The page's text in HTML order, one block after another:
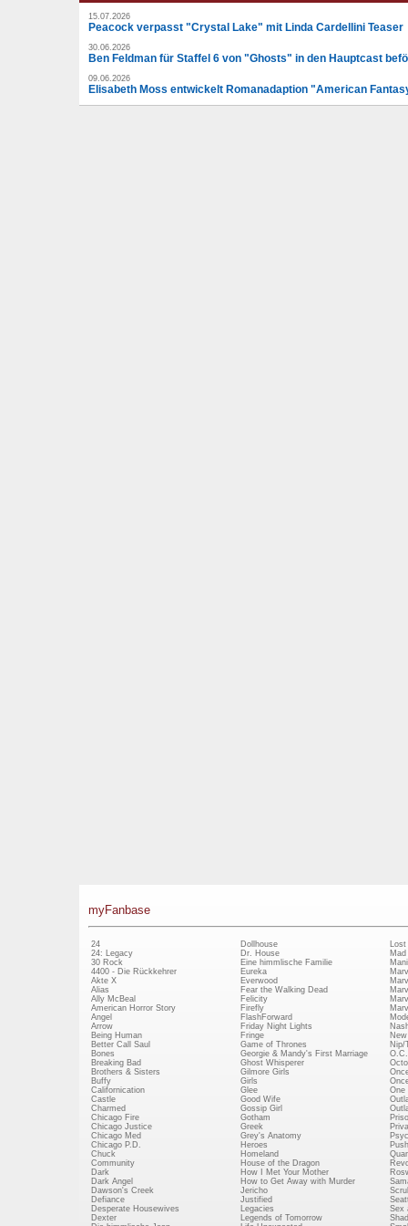
15.07.2026
Peacock verpasst "Crystal Lake" mit Linda Cardellini Teaser
30.06.2026
Ben Feldman für Staffel 6 von "Ghosts" in den Hauptcast
09.06.2026
Elisabeth Moss entwickelt Romanadaption "American
myFanbase
24
24: Legacy
30 Rock
4400 - Die Rückkehrer
Akte X
Alias
Ally McBeal
American Horror Story
Angel
Arrow
Being Human
Better Call Saul
Bones
Breaking Bad
Brothers & Sisters
Buffy
Californication
Castle
Charmed
Chicago Fire
Chicago Justice
Chicago Med
Chicago P.D.
Chuck
Community
Dark
Dark Angel
Dawson's Creek
Defiance
Desperate Housewives
Dexter
Dollhouse
Dr. House
Eine himmlische Familie
Eureka
Everwood
Fear the Walking Dead
Felicity
Firefly
FlashForward
Friday Night Lights
Fringe
Game of Thrones
Georgie & Mandy's First Marriage
Ghost Whisperer
Gilmore Girls
Girls
Glee
Good Wife
Gossip Girl
Gotham
Greek
Grey's Anatomy
Heroes
Homeland
House of the Dragon
How I Met Your Mother
How to Get Away with Murder
Jericho
Justified
Legacies
Legends of Tomorrow
Lost
New
Nip/
One
Sex